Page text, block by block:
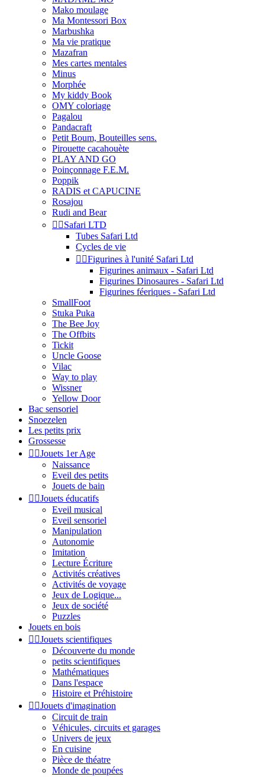
Mako moulage
Ma Montessori Box
Marbushka
Ma vie pratique
Mazafran
Mes cartes mentales
Minus
Morphée
My kiddy Book
OMY coloriage
Pagalou
Pandacraft
Petit Boum, Bouteilles sens.
Pirouette cacahouète
PLAY AND GO
Poinçonnage F.E.M.
Poppik
RADIS et CAPUCINE
Rosajou
Rudi and Bear
 Safari LTD
Tubes Safari Ltd
Cycles de vie
 Figurines à l'unité Safari Ltd
Figurines animaux - Safari Ltd
Figurines Dinosaures - Safari Ltd
Figurines féeriques - Safari Ltd
SmallFoot
Stuka Puka
The Bee Joy
The Offbits
Tickit
Uncle Goose
Vilac
Way to play
Wissner
Yellow Door
Bac sensoriel
Snoezelen
Les petits prix
Grossesse
 Jouets 1er Age
Naissance
Eveil des petits
Jouets de bain
 Jouets éducatifs
Eveil musical
Eveil sensoriel
Manipulation
Autonomie
Imitation
Lecture Écriture
Activités créatives
Activités de voyage
Jeux de Logique...
Jeux de société
Puzzles
Jouets en bois
 Jouets scientifiques
Découverte du monde
petits scientifiques
Mathématiques
Dans l'espace
Histoire et Préhistoire
 Jouets d'imagination
Circuit de train
Véhicules, circuits et garages
Univers de jeux
En cuisine
Pièce de théatre
Monde de poupées